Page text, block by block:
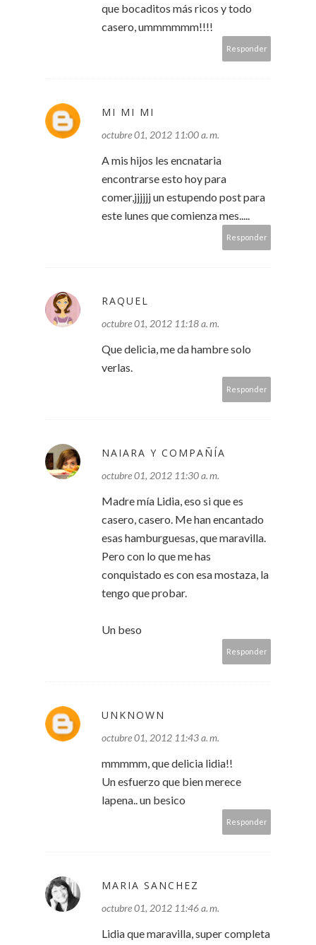
que bocaditos más ricos y todo
casero, ummmmmm!!!!
Responder
MI MI MI
octubre 01, 2012 11:00 a. m.
A mis hijos les encnataria
encontrarse esto hoy para
comer,jjjjjj un estupendo post para
este lunes que comienza mes.....
Responder
RAQUEL
octubre 01, 2012 11:18 a. m.
Que delicia, me da hambre solo
verlas.
Responder
NAIARA Y COMPAÑÍA
octubre 01, 2012 11:30 a. m.
Madre mía Lidia, eso si que es
casero, casero. Me han encantado
esas hamburguesas, que maravilla.
Pero con lo que me has
conquistado es con esa mostaza, la
tengo que probar.
Un beso
Responder
UNKNOWN
octubre 01, 2012 11:43 a. m.
mmmmm, que delicia lidia!!
Un esfuerzo que bien merece
lapena.. un besico
Responder
MARIA SANCHEZ
octubre 01, 2012 11:46 a. m.
Lidia que maravilla, super completa